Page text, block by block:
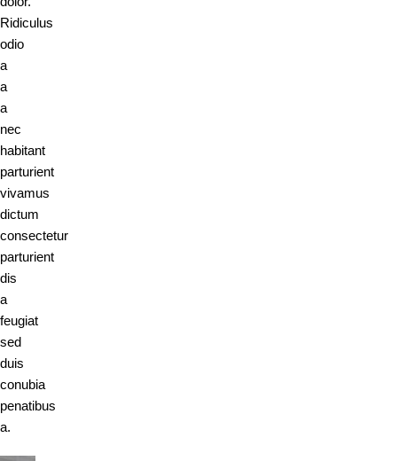
Ridiculus
odio
a
a
a
nec
habitant
parturient
vivamus
dictum
consectetur
parturient
dis
a
feugiat
sed
duis
conubia
penatibus
a.